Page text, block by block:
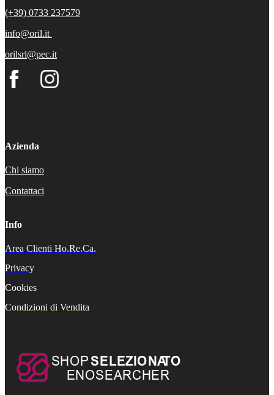
(+39) 0733 237579
info@oril.it
orilsrl@pec.it
Azienda
Chi siamo
Contattaci
Info
Area Clienti Ho.Re.Ca.
Privacy
Cookies
Condizioni di Vendita